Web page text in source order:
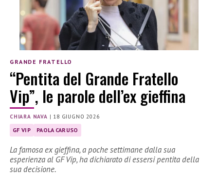
GRANDE FRATELLO
“Pentita del Grande Fratello
Vip”, le parole dell’ex gieffina
CHIARA NAVA | 18 GIUGNO 2026
GF VIP PAOLA CARUSO
La famosa ex gieffina, a poche settimane dalla sua
esperienza al GF Vip, ha dichiarato di essersi pentita della
sua decisione.